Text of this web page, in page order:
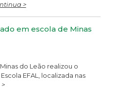
>
em escola de Minas
do Leão realizou o
EFAL, localizada nas